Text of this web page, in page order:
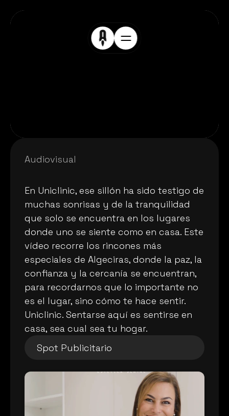
Audiovisual
S
o
nri
e
nd
En Uniclinic, ese sillón ha sido testigo de
muchas sonrisas y de la tranquilidad
que solo se encuentra en los lugares
donde uno se siente como en casa. Este
vídeo recorre los rincones más
especiales de Algeciras, donde la paz, la
confianza y la cercanía se encuentran,
para recordarnos que lo importante no
es el lugar, sino cómo te hace sentir.
Uniclinic. Sentarse aquí es sentirse en
casa, sea cual sea tu hogar.
Spot Publicitario